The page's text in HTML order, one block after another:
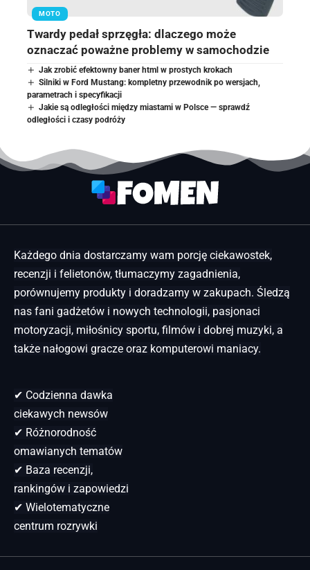
MOTO
Twardy pedał sprzęgła: dlaczego może
oznaczać poważne problemy w samochodzie
Jak zrobić efektowny baner html w prostych krokach
Silniki w Ford Mustang: kompletny przewodnik po wersjach,
parametrach i specyfikacji
Jakie są odległości między miastami w Polsce — sprawdź
odległości i czasy podróży
Każdego dnia dostarczamy wam porcję ciekawostek,
recenzji i felietonów, tłumaczymy zagadnienia,
porównujemy produkty i doradzamy w zakupach. Śledzą
nas fani gadżetów i nowych technologii, pasjonaci
motoryzacji, miłośnicy sportu, filmów i dobrej muzyki, a
także nałogowi gracze oraz komputerowi maniacy.
✔ Codzienna dawka
ciekawych newsów
✔ Różnorodność
omawianych tematów
✔ Baza recenzji,
rankingów i zapowiedzi
✔ Wielotematyczne
centrum rozrywki